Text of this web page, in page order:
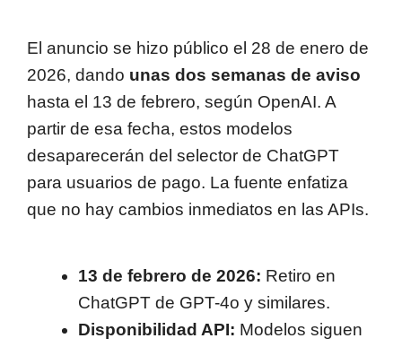
El anuncio se hizo público el 28 de enero de
2026, dando unas dos semanas de aviso
hasta el 13 de febrero, según OpenAI. A
partir de esa fecha, estos modelos
desaparecerán del selector de ChatGPT
para usuarios de pago. La fuente enfatiza
que no hay cambios inmediatos en las APIs.
13 de febrero de 2026: Retiro en
ChatGPT de GPT-4o y similares.
Disponibilidad API: Modelos siguen